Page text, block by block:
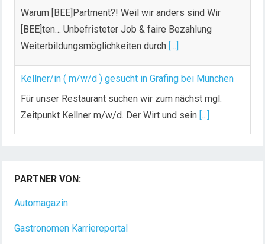
Warum [BEE]Partment?! Weil wir anders sind Wir
[BEE]ten… Unbefristeter Job & faire Bezahlung
Weiterbildungsmöglichkeiten durch [...]
Kellner/in ( m/w/d ) gesucht in Grafing bei München
Für unser Restaurant suchen wir zum nächst mgl.
Zeitpunkt Kellner m/w/d. Der Wirt und sein [...]
Dein Arbeitsplatz mit Urlaubsfeeling Chef de Rang
(m/w/d) Du bist Gastgeber aus Leidenschaft und
PARTNER VON:
Automagazin
Gastronomen Karriereportal